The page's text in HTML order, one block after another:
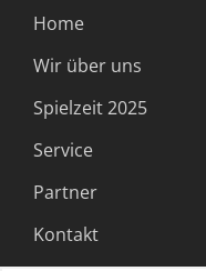
Home
Wir über uns
Spielzeit 2025
Service
Partner
Kontakt